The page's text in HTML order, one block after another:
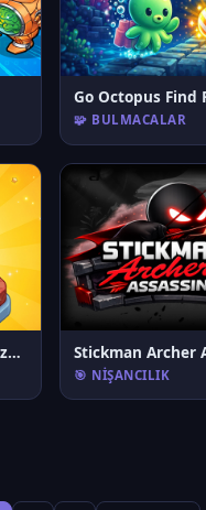
Go Octopus Find
🧩 BULMACALAR
Color Screw Rescue Puzzle Stickman Archer
🎯 NIŞANCILIK